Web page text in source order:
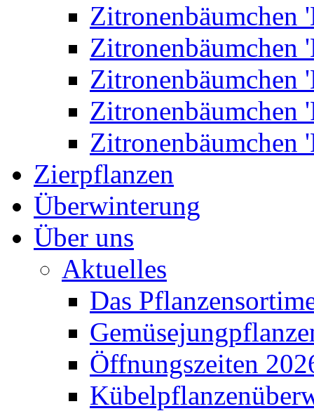
Zitronenbäumchen
Zitronenbäumchen
Zitronenbäumchen
Zitronenbäumchen
Zitronenbäumchen
Zierpflanzen
Überwinterung
Über uns
Aktuelles
Das
Öffnungszeiten